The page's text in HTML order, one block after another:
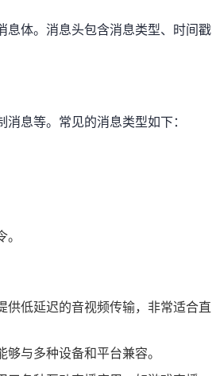
息体。消息头包含消息类型、时间戳
息等。常见的消息类型如下：
供低延迟的音视频传输，非常适合直
与多种设备和平台兼容。